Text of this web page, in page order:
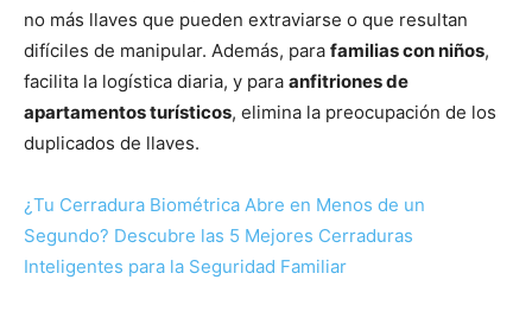
no más llaves que pueden extraviarse o que resultan
difíciles de manipular. Además, para familias con niños,
facilita la logística diaria, y para anfitriones de
apartamentos turísticos, elimina la preocupación de los
duplicados de llaves.
¿Tu Cerradura Biométrica Abre en Menos de un
Segundo? Descubre las 5 Mejores Cerraduras
Inteligentes para la Seguridad Familiar